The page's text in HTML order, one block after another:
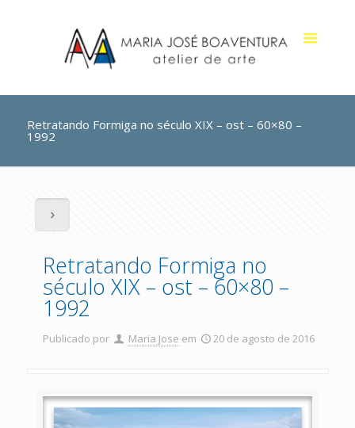
Retratando Formiga no século XIX – ost – 60×80 –
1992
Retratando Formiga no
século XIX – ost – 60×80 –
1992
Publicado por Maria Jose em 20 de agosto de 2016